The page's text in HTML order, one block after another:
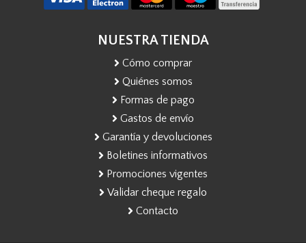
NUESTRA TIENDA
Cómo comprar
Quiénes somos
Formas de pago
Gastos de envío
Garantía y devoluciones
Boletines informativos
Promociones vigentes
Validar cheque regalo
Contacto